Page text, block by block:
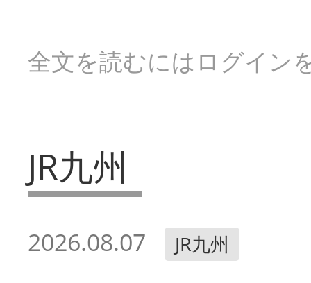
全文を読むにはログイン
JR九州
2026.08.07 JR九州